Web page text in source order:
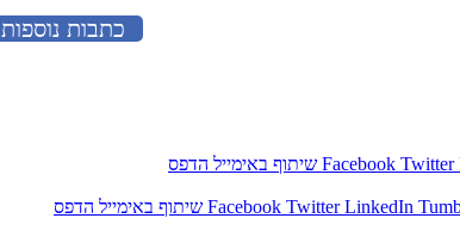
כתבות נוספות
Facebook Twitter שיתוף באימייל הדפס
Facebook Twitter LinkedIn שיתוף באימייל הדפס